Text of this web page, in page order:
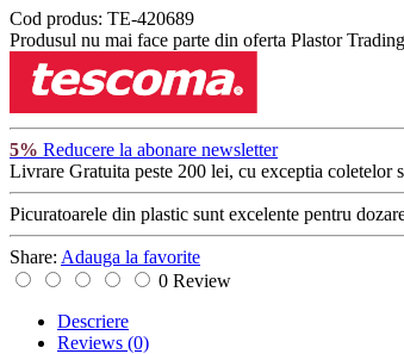
Cod produs: TE-420689
Produsul nu mai face parte din oferta Plastor
5% Reducere la abonare newsletter
Livrare Gratuita peste 200 lei, cu exceptia coletelor
Picuratoarele din plastic sunt excelente pentru
Share: Adauga la favorite
0 Review
Descriere
Reviews (0)